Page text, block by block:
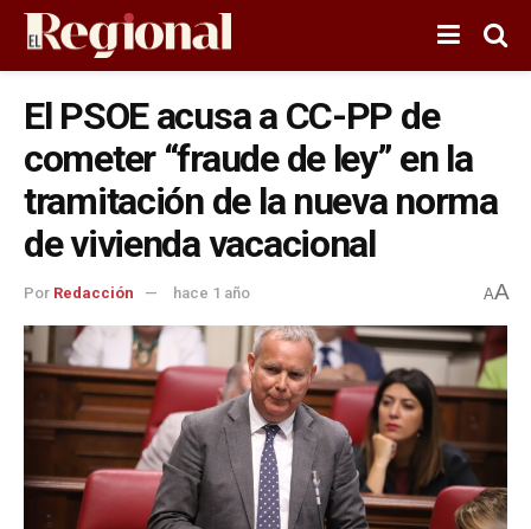
El PSOE acusa a CC-PP de
cometer “fraude de ley” en la
tramitación de la nueva norma
de vivienda vacacional
Por Redacción hace 1 año AA